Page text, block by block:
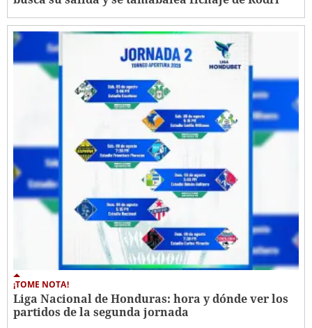
¡TOME NOTA!
Liga Nacional de Honduras: hora y dónde ver los
partidos de la segunda jornada